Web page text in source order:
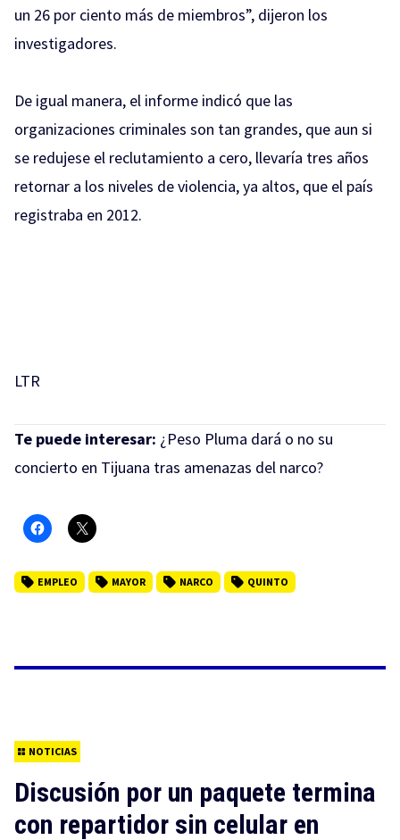
un 26 por ciento más de miembros”, dijeron los
investigadores.
De igual manera, el informe indicó que las
organizaciones criminales son tan grandes, que aun si
se redujese el reclutamiento a cero, llevaría tres años
retornar a los niveles de violencia, ya altos, que el país
registraba en 2012.
LTR
Te puede interesar: ¿Peso Pluma dará o no su
concierto en Tijuana tras amenazas del narco?
EMPLEO MAYOR NARCO QUINTO
NOTICIAS
Discusión por un paquete termina
con repartidor sin celular en